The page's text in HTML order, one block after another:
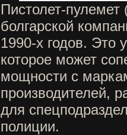
Пистолет-
болгарской
1990-х годов. Это
которое может
мощности с
производителей,
для
полиции.